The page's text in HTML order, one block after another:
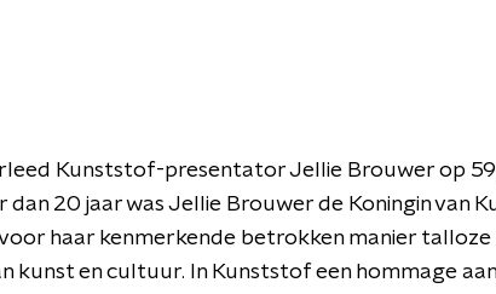
Kunststof-presentator Jellie Brouwer op
dan 20 jaar was Jellie Brouwer de Koningin van
haar kenmerkende betrokken manier talloze
kunst en cultuur. In Kunststof een hommage